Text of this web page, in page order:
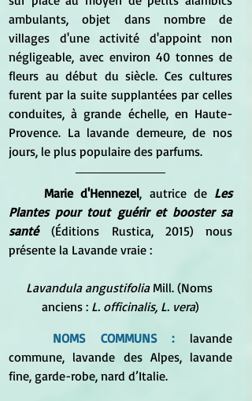
ambulants, objet dans nombre de
villages d'une activité d'appoint non
négligeable, avec environ 40 tonnes de
fleurs au début du siècle. Ces cultures
furent par la suite supplantées par celles
conduites, à grande échelle, en Haute-
Provence. La lavande demeure, de nos
jours, le plus populaire des parfums.
Marie d'Hennezel, autrice de Les
Plantes pour tout guérir et booster sa
santé (Éditions Rustica, 2015) nous
présente la Lavande vraie :
Lavandula angustifolia Mill. (Noms
anciens : L. officinalis, L. vera)
NOMS COMMUNS : lavande
commune, lavande des Alpes, lavande
fine, garde-robe, nard d’Italie.